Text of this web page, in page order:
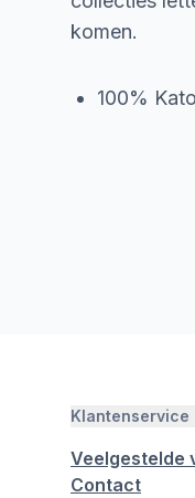
komen.
100%
Klantenservice
Veelgestelde
Contact